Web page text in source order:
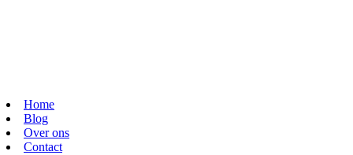
Home
Blog
Over ons
Contact